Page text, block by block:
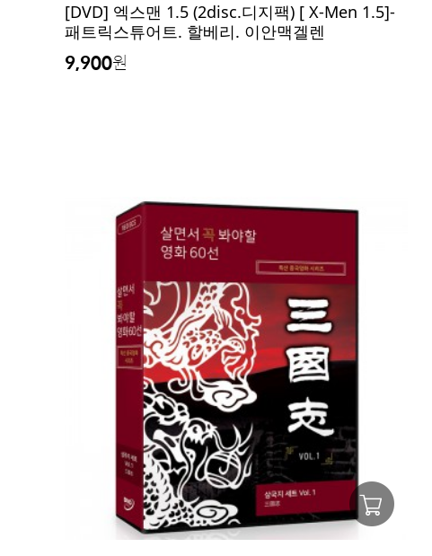
[DVD] 엑스맨 1.5 (2disc.디지팩) [ X-Men 1.5]-
패트릭스튜어트. 할베리. 이안맥겔렌
9,900원